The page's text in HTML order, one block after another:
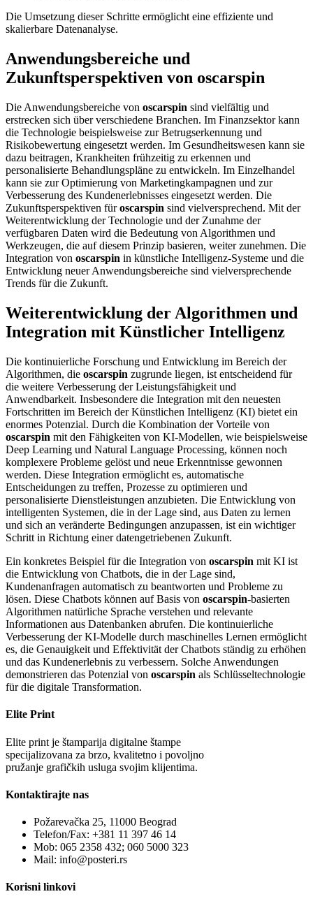
Die Umsetzung dieser Schritte ermöglicht eine effiziente und
skalierbare Datenanalyse.
Anwendungsbereiche und
Zukunftsperspektiven von oscarspin
Die Anwendungsbereiche von oscarspin sind vielfältig und
erstrecken sich über verschiedene Branchen. Im Finanzsektor kann
die Technologie beispielsweise zur Betrugserkennung und
Risikobewertung eingesetzt werden. Im Gesundheitswesen kann sie
dazu beitragen, Krankheiten frühzeitig zu erkennen und
personalisierte Behandlungspläne zu entwickeln. Im Einzelhandel
kann sie zur Optimierung von Marketingkampagnen und zur
Verbesserung des Kundenerlebnisses eingesetzt werden. Die
Zukunftsperspektiven füroscarspin sind vielversprechend. Mit der
Weiterentwicklung der Technologie und der Zunahme der
verfügbaren Daten wird die Bedeutung von Algorithmen und
Werkzeugen, die auf diesem Prinzip basieren, weiter zunehmen. Die
Integration von oscarspin in künstliche Intelligenz-Systeme und die
Entwicklung neuer Anwendungsbereiche sind vielversprechende
Trends für die Zukunft.
Weiterentwicklung der Algorithmen und
Integration mit Künstlicher Intelligenz
Die kontinuierliche Forschung und Entwicklung im Bereich der
Algorithmen, die oscarspin zugrunde liegen, ist entscheidend für
die weitere Verbesserung der Leistungsfähigkeit und
Anwendbarkeit. Insbesondere die Integration mit den neuesten
Fortschritten im Bereich der Künstlichen Intelligenz (KI) bietet ein
enormes Potenzial. Durch die Kombination der Vorteile von
oscarspin mit den Fähigkeiten von KI-Modellen, wie beispielsweise
Deep Learning und Natural Language Processing, können noch
komplexere Probleme gelöst und neue Erkenntnisse gewonnen
werden. Diese Integration ermöglicht es, automatische
Entscheidungen zu treffen, Prozesse zu optimieren und
personalisierte Dienstleistungen anzubieten. Die Entwicklung von
intelligenten Systemen, die in der Lage sind, aus Daten zu lernen
und sich an veränderte Bedingungen anzupassen, ist ein wichtiger
Schritt in Richtung einer datengetriebenen Zukunft.
Ein konkretes Beispiel für die Integration von oscarspin mit KI ist
die Entwicklung von Chatbots, die in der Lage sind,
Kundenanfragen automatisch zu beantworten und Probleme zu
lösen. Diese Chatbots können auf Basis von oscarspin-basierten
Algorithmen natürliche Sprache verstehen und relevante
Informationen aus Datenbanken abrufen. Die kontinuierliche
Verbesserung der KI-Modelle durch maschinelles Lernen ermöglicht
es, die Genauigkeit und Effektivität der Chatbots ständig zu erhöhen
und das Kundenerlebnis zu verbessern. Solche Anwendungen
demonstrieren das Potenzial von oscarspin als Schlüsseltechnologie
für die digitale Transformation.
Elite Print
Elite print je štamparija digitalne štampe
specijalizovana za brzo, kvalitetno i povoljno
pružanje grafičkih usluga svojim klijentima.
Kontaktirajte nas
Požarevačka 25, 11000 Beograd
Telefon/Fax: +381 11 397 46 14
Mob: 065 2358 432; 060 5000 323
Mail: info@posteri.rs
Korisni linkovi